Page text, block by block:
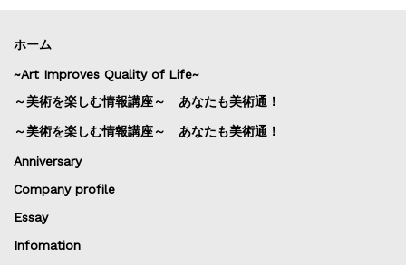
ホーム
~Art Improves Quality of Life~
～美術を楽しむ情報講座～ あなたも美術通！
～美術を楽しむ情報講座～ あなたも美術通！
Anniversary
Company profile
Essay
Infomation